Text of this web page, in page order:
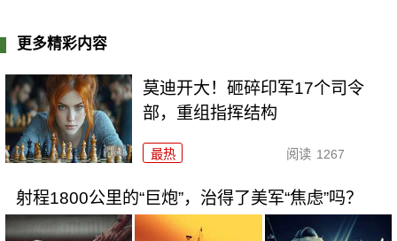
更多精彩内容
莫迪开大！砸碎印军17个司令
部，重组指挥结构
最热 阅读 1267
射程1800公里的“巨炮”，治得了美军“焦虑”吗？